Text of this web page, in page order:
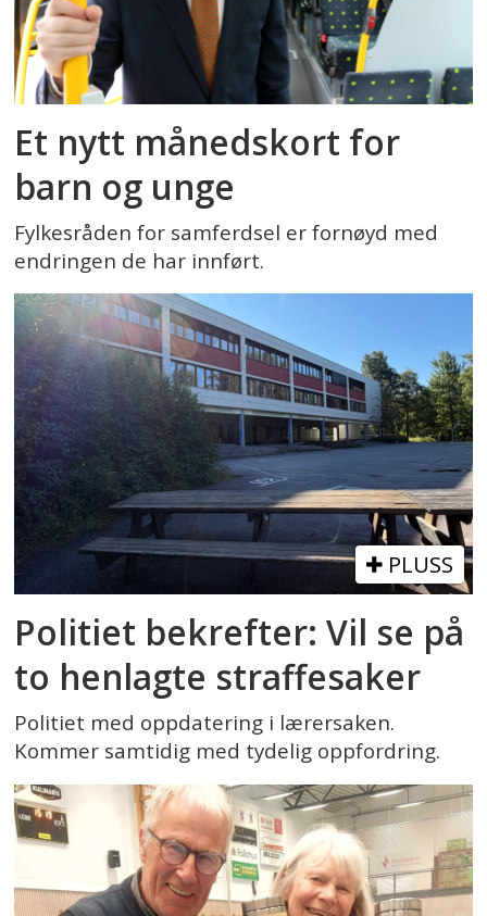
Et nytt månedskort for
barn og unge
Fylkesråden for samferdsel er fornøyd med
endringen de har innført.
PLUSS
Politiet bekrefter: Vil se på
to henlagte straffesaker
Politiet med oppdatering i lærersaken.
Kommer samtidig med tydelig oppfordring.